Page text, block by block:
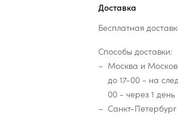
Доставка
Бесплатная
Способы доставки:
Москва и
до 17-00 - на
00 - через 1 день
Санкт-